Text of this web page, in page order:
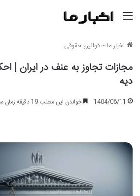
اخبار ما~قوانین حقوقی
مجازات تجاوز به عنف در ایران |
دیه
1404/06/11 خواندن این مطلب 19 دقیقه زمان میبرد